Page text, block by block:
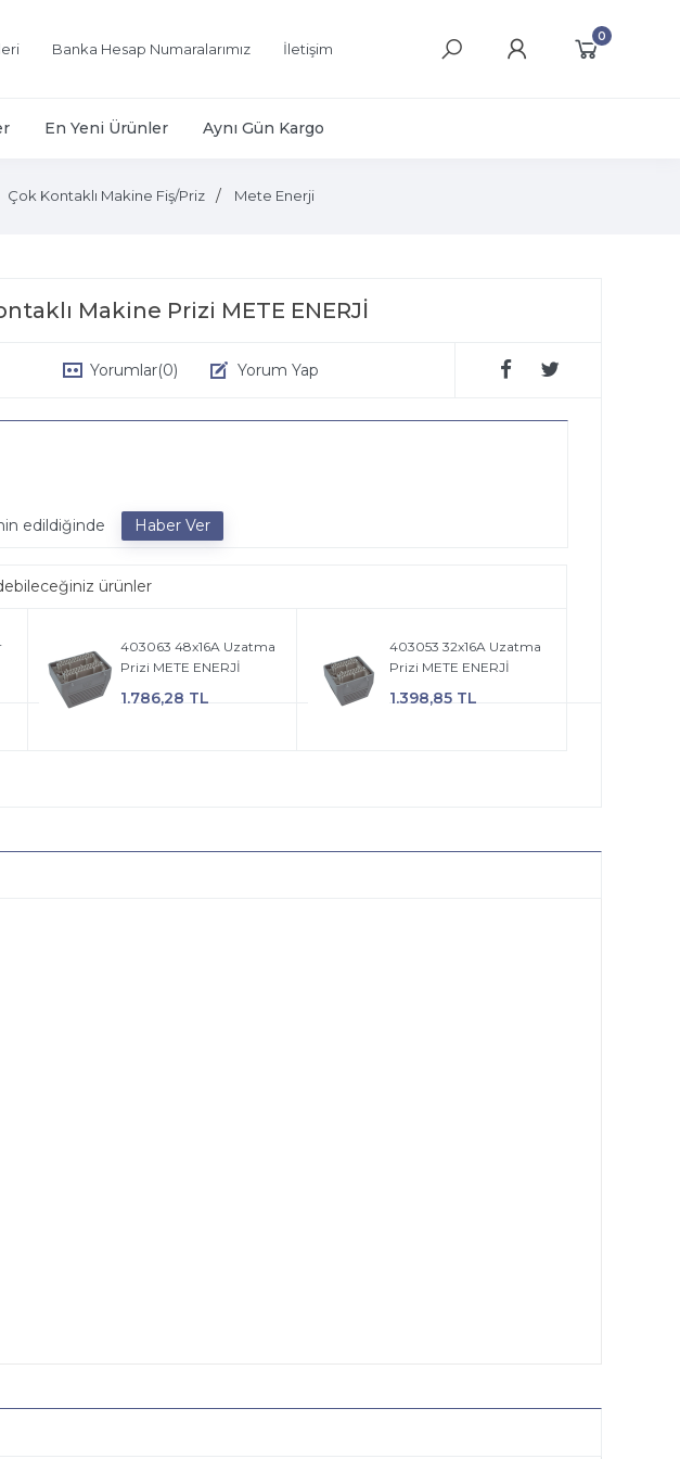
Banka Hesap Numaralarımız İletişim
0
En Yeni Ürünler Aynı Gün Kargo
Çok Kontaklı Makine Fiş/Priz Mete Enerji
Makine Prizi METE ENERJİ
Yorumlar(0) Yorum Yap
edildiğinde
ürünler
403063 48x16A Uzatma
Prizi METE ENERJİ
1.786,28 TL
403053 32x16A Uzatma
Prizi METE ENERJİ
1.398,85 TL